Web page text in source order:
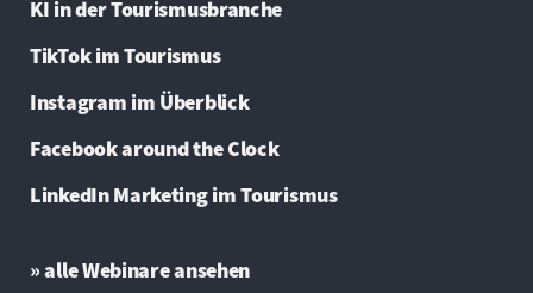
KI in der Tourismusbranche
TikTok im Tourismus
Instagram im Überblick
Facebook around the Clock
LinkedIn Marketing im Tourismus
» alle Webinare ansehen